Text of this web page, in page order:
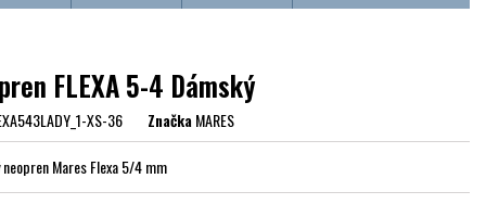
FLEXA 5-4 Dámský
XS-36 ZnačkaMARES
neopren Mares Flexa 5/4 mm